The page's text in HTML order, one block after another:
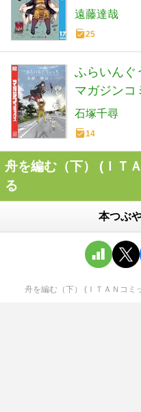
遠藤達哉
25
ふらいんぐ
マガジンコ
石塚千尋
14
舟を編む（下） (ＩＴ
る
本つぶ
舟を編む（下） (ＩＴＡＮコミ